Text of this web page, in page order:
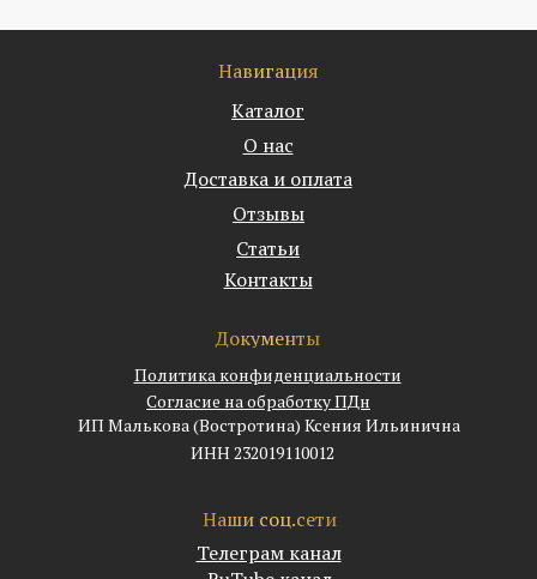
Навигация
Каталог
О нас
Доставка и оплата
ИП Малькова (Востротина) Ксения Ильинична
ИНН 232019110012
Политика конфиденциальности
Отзывы
Статьи
Наши соц.сети
Телеграм канал
Контакты
Документы
Согласие на обработку ПДн